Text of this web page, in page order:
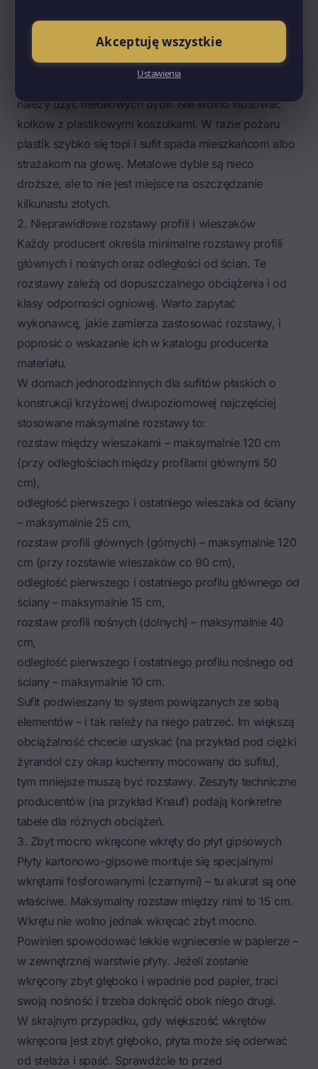
szybko rdzewieją. Co do rozmiaru – polecam wkręty 4
× 40 mm lub minimum 3,5 × 35 mm, zawsze
galwanizowane.
należy użyć metalowych dybli. Nie wolno stosować
kołków z plastikowymi koszulkami. W razie pożaru
plastik szybko się topi i sufit spada mieszkańcom albo
strażakom na głowę. Metalowe dyble są nieco
droższe, ale to nie jest miejsce na oszczędzanie
kilkunastu złotych.
2. Nieprawidłowe rozstawy profili i wieszaków
Każdy producent określa minimalne rozstawy profili
głównych i nośnych oraz odległości od ścian. Te
rozstawy zależą od dopuszczalnego obciążenia i od
klasy odporności ogniowej. Warto zapytać
wykonawcę, jakie zamierza zastosować rozstawy, i
poprosić o wskazanie ich w katalogu producenta
materiału.
W domach jednorodzinnych dla sufitów płaskich o
konstrukcji krzyżowej dwupoziomowej najczęściej
stosowane maksymalne rozstawy to:
rozstaw między wieszakami – maksymalnie 120 cm
(przy odległościach między profilami głównymi 50
cm),
odległość pierwszego i ostatniego wieszaka od ściany
– maksymalnie 25 cm,
rozstaw profili głównych (górnych) – maksymalnie 120
cm (przy rozstawie wieszaków co 90 cm),
odległość pierwszego i ostatniego profilu głównego od
ściany – maksymalnie 15 cm,
rozstaw profili nośnych (dolnych) – maksymalnie 40
cm,
odległość pierwszego i ostatniego profilu nośnego od
ściany – maksymalnie 10 cm.
Sufit podwieszany to system powiązanych ze sobą
elementów – i tak należy na niego patrzeć. Im większą
obciążalność chcecie uzyskać (na przykład pod ciężki
żyrandol czy okap kuchenny mocowany do sufitu),
tym mniejsze muszą być rozstawy. Zeszyty techniczne
producentów (na przykład Knauf) podają konkretne
tabele dla różnych obciążeń.
3. Zbyt mocno wkręcone wkręty do płyt gipsowych
Płyty kartonowo-gipsowe montuje się specjalnymi
wkrętami fosforowanymi (czarnymi) – tu akurat są one
właściwe. Maksymalny rozstaw między nimi to 15 cm.
Wkrętu nie wolno jednak wkręcać zbyt mocno.
Powinien spowodować lekkie wgniecenie w papierze –
w zewnętrznej warstwie płyty. Jeżeli zostanie
wkręcony zbyt głęboko i wpadnie pod papier, traci
swoją nośność i trzeba dokręcić obok niego drugi.
W skrajnym przypadku, gdy większość wkrętów
wkręcona jest zbyt głęboko, płyta może się oderwać
od stelaża i spaść. Sprawdźcie to przed
Akceptuję wszystkie
Ustawienia